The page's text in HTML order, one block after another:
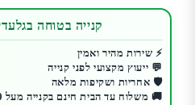
ניקיון
ללא
מאמץ:
שואב
קנייה בטוחה
⚡ שירות מהיר ואמין
💬 ייעוץ מקצועי לפני קנייה
🛡️ אחריות ושקיפות מלאה
🚚 משלוח עד הבית חינם בקנייה מעל 200 ₪ לכל הארץ